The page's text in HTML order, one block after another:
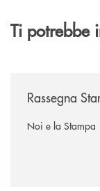
Ti potrebbe
Rassegna
Noi e la Stampa